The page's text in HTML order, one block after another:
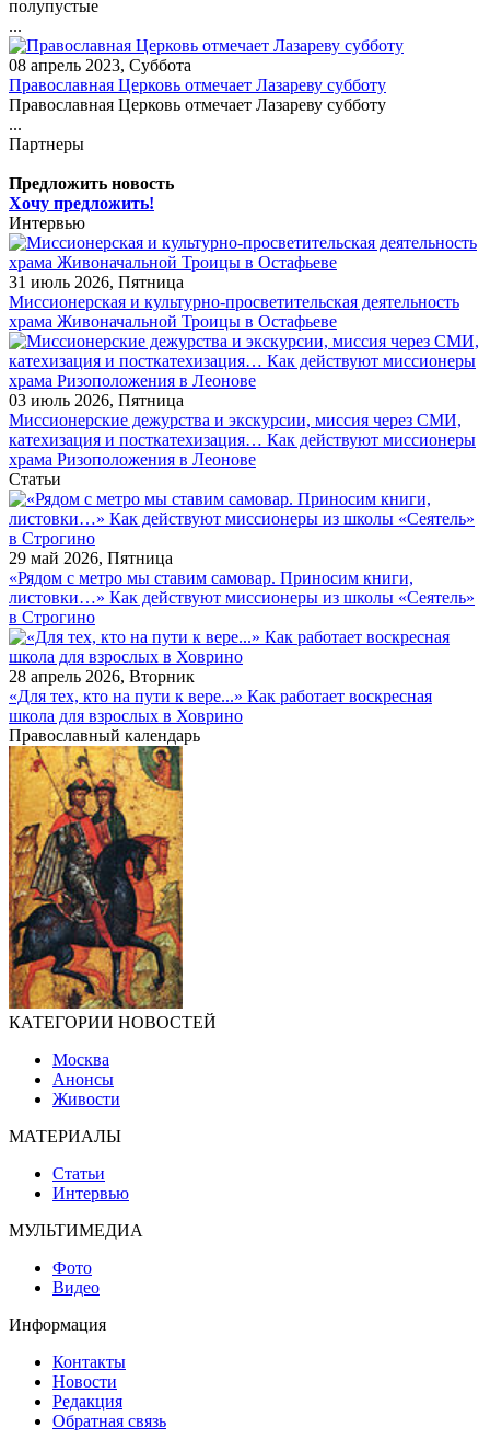
полупустые
...
08 апрель 2023, Суббота
Православная Церковь отмечает Лазареву субботу
Православная Церковь отмечает Лазареву субботу
...
Партнеры
Предложить новость
Хочу предложить!
Интервью
31 июль 2026, Пятница
Миссионерская и культурно-просветительская деятельность
храма Живоначальной Троицы в Остафьеве
03 июль 2026, Пятница
Миссионерские дежурства и экскурсии, миссия через СМИ,
катехизация и посткатехизация… Как действуют миссионеры
храма Ризоположения в Леонове
Статьи
29 май 2026, Пятница
«Рядом с метро мы ставим самовар. Приносим книги,
листовки…» Как действуют миссионеры из школы «Сеятель»
в Строгино
28 апрель 2026, Вторник
«Для тех, кто на пути к вере...» Как работает воскресная
школа для взрослых в Ховрино
Православный календарь
КАТЕГОРИИ НОВОСТЕЙ
Москва
Анонсы
Живости
МАТЕРИАЛЫ
Статьи
Интервью
МУЛЬТИМЕДИА
Фото
Видео
Информация
Контакты
Новости
Редакция
Обратная связь